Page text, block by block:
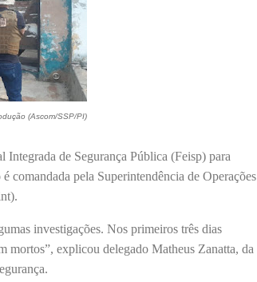
(Ascom/SSP/PI)
de Segurança Pública (Feisp) para
comandada pela Superintendência de Operações
investigações. Nos primeiros três dias
explicou delegado Matheus Zanatta, da